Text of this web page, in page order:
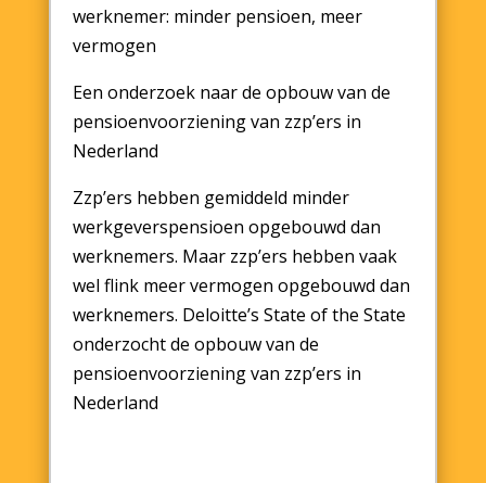
werknemer: minder pensioen, meer
vermogen​
Een onderzoek naar de opbouw van de
pensioenvoorziening van zzp’ers in
Nederland
Zzp’ers hebben gemiddeld minder
werkgeverspensioen opgebouwd dan
werknemers. Maar zzp’ers hebben vaak
wel flink meer vermogen opgebouwd dan
werknemers. Deloitte’s State of the State
onderzocht de opbouw van de
pensioenvoorziening van zzp’ers in
Nederland